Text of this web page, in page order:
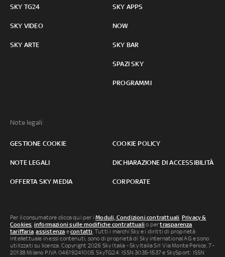
SKY TG24
SKY VIDEO
SKY ARTE
SKY APPS
NOW
SKY BAR
SPAZI SKY
PROGRAMMI
Note legali:
GESTIONE COOKIE COOKIE POLICY
NOTE LEGALI DICHIARAZIONE DI ACCESSIBILITÀ
OFFERTA SKY MEDIA CORPORATE
Per il consumatore clicca qui per iModuli, Condizioni contrattuali Privacy &
Cookies informazioni sulle modifiche contrattuali o pertrasparenza
tariffaria ,assistenza econtatti . Tutti i marchi Sky e i diritti di proprietà
intellettuale in essi contenuti, sono di proprietà di Sky international AG e sono
utilizzati su licenza. Copyright 2026 Sky Italia - Sky Italia Srl Via Monte Penice, 7 -
20138 Milano P.IVA 04619241005. SkyTG24: ISSN 3035-1537 e SkySport: ISSN